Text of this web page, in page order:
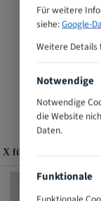
für 4200 mm Bi-
Für weitere
siehe:Google-
Weitere Details
Notwendige
Notwendige
die Website
Daten.
Funktionale